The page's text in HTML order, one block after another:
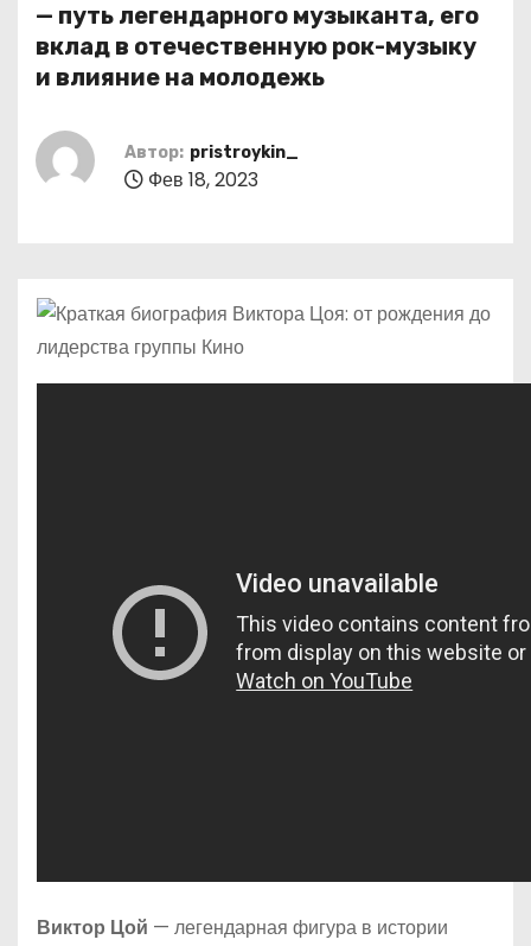
— путь легендарного музыканта, его
вклад в отечественную рок-музыку
и влияние на молодежь
Автор: pristroykin_
Фев 18, 2023
Виктор Цой — легендарная фигура в истории